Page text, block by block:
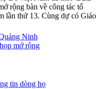
rộng bàn về công tác tổ
lần thứ 13. Cùng dự có Giáo
Ninh
mở rộng
tin dòng họ